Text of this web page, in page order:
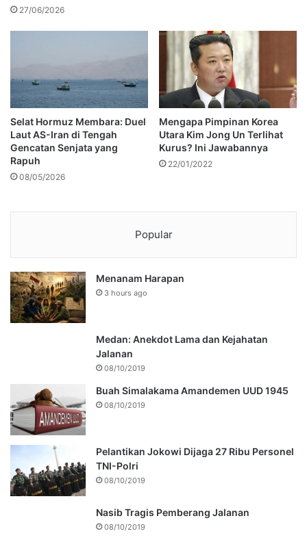
27/06/2026
Selat Hormuz Membara: Duel
Laut AS-Iran di Tengah
Gencatan Senjata yang
Rapuh
08/05/2026
Mengapa Pimpinan Korea
Utara Kim Jong Un Terlihat
Kurus? Ini Jawabannya
22/01/2022
Popular
Menanam Harapan
3 hours ago
Medan: Anekdot Lama dan Kejahatan
Jalanan
08/10/2019
Buah Simalakama Amandemen UUD 1945
08/10/2019
Pelantikan Jokowi Dijaga 27 Ribu Personel
TNI-Polri
08/10/2019
Nasib Tragis Pemberang Jalanan
08/10/2019